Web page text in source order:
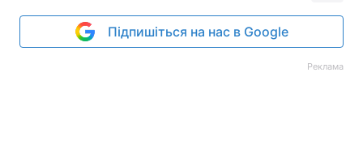
Підпишіться на нас в Google
Реклама